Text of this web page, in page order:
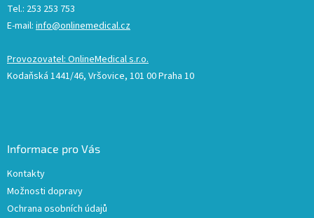
Tel.: 253 253 753
E-mail: info@onlinemedical.cz
Provozovatel: OnlineMedical s.r.o.
Kodaňská 1441/46, Vršovice, 101 00 Praha 10
Informace pro Vás
Kontakty
Možnosti dopravy
Ochrana osobních údajů